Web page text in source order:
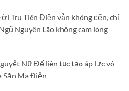
Tru Tiên Điện vẫn không đến, chỉ
Nguyên Lão không cam lòng
Nữ Đế liên tục tạo áp lực vô
Săn Ma Điện.